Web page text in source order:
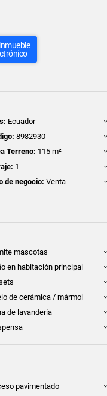
Ecuador
8982930
Terreno: 115 m²
1
de negocio: Venta
mascotas
en habitación principal
de cerámica / mármol
de lavandería
pavimentado